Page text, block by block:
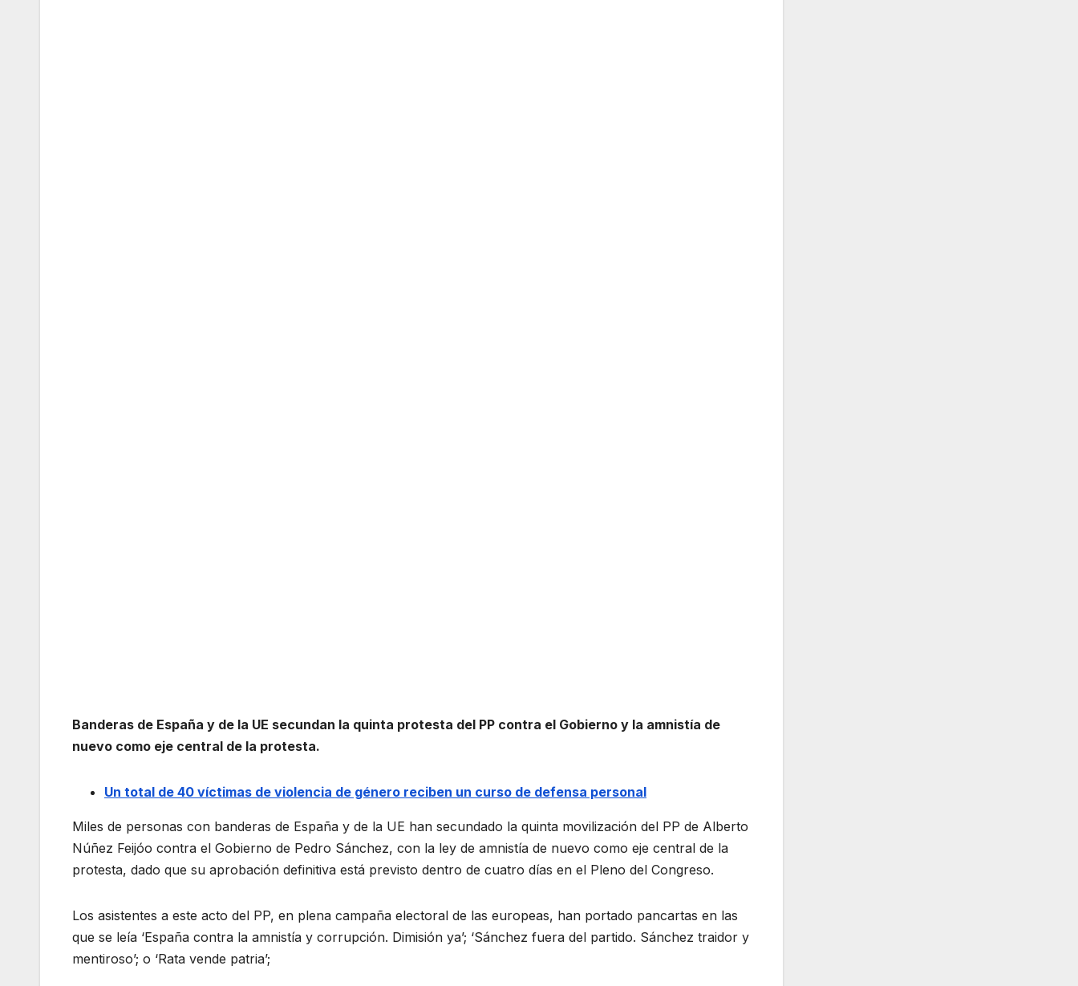
Banderas de España y de la UE secundan la quinta protesta del PP contra el Gobierno y la amnistía de
nuevo como eje central de la protesta.
Un total de 40 víctimas de violencia de género reciben un curso de defensa personal
Miles de personas con banderas de España y de la UE han secundado la quinta movilización del PP de Alberto
Núñez Feijóo contra el Gobierno de Pedro Sánchez, con la ley de amnistía de nuevo como eje central de la
protesta, dado que su aprobación definitiva está previsto dentro de cuatro días en el Pleno del Congreso.
Los asistentes a este acto del PP, en plena campaña electoral de las europeas, han portado pancartas en las
que se leía ‘España contra la amnistía y corrupción. Dimisión ya’; ‘Sánchez fuera del partido. Sánchez traidor y
mentiroso’; o ‘Rata vende patria’;